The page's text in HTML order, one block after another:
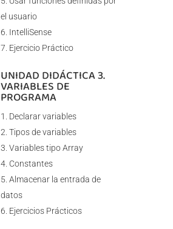
el usuario
IntelliSense
Ejercicio Práctico
UNIDAD DIDÁCTICA 3.
VARIABLES DE
PROGRAMA
Declarar variables
Tipos de variables
Variables tipo Array
Constantes
Almacenar la entrada de
datos
Ejercicios Prácticos